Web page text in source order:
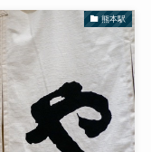
熊本駅